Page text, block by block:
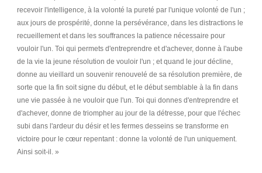
recevoir l'intelligence, à la volonté la pureté par l'unique volonté de l'un ;
aux jours de prospérité, donne la persévérance, dans les distractions le
recueillement et dans les souffrances la patience nécessaire pour
vouloir l'un. Toi qui permets d'entreprendre et d'achever, donne à l'aube
de la vie la jeune résolution de vouloir l'un ; et quand le jour décline,
donne au vieillard un souvenir renouvelé de sa résolution première, de
sorte que la fin soit signe du début, et le début semblable à la fin dans
une vie passée à ne vouloir que l'un. Toi qui donnes d'entreprendre et
d'achever, donne de triompher au jour de la détresse, pour que l'échec
subi dans l'ardeur du désir et les fermes desseins se transforme en
victoire pour le cœur repentant : donne la volonté de l'un uniquement.
Ainsi soit-il. »